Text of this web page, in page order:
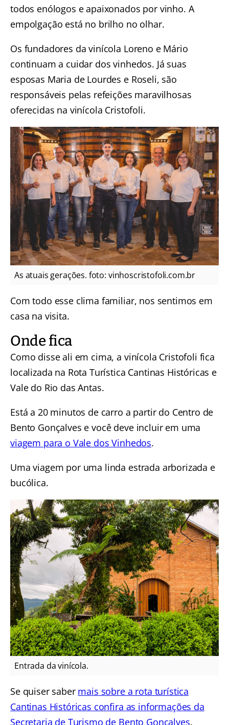
todos enólogos e apaixonados por vinho. A
empolgação está no brilho no olhar.
Os fundadores da vinícola Loreno e Mário
continuam a cuidar dos vinhedos. Já suas
esposas Maria de Lourdes e Roseli, são
responsáveis pelas refeições maravilhosas
oferecidas na vinícola Cristofoli.
As atuais gerações. foto: vinhoscristofoli.com.br
Com todo esse clima familiar, nos sentimos em
casa na visita.
Onde fica
Como disse ali em cima, a vinícola Cristofoli fica
localizada na Rota Turística Cantinas Históricas e
Vale do Rio das Antas.
Está a 20 minutos de carro a partir do Centro de
Bento Gonçalves e você deve incluir em uma
viagem para o Vale dos Vinhedos.
Uma viagem por uma linda estrada arborizada e
bucólica.
Entrada da vinícola.
Se quiser saber mais sobre a rota turística
Cantinas Históricas confira as informações da
Secretaria de Turismo de Bento Gonçalves.